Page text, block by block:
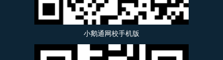
小鹅通网校手机版